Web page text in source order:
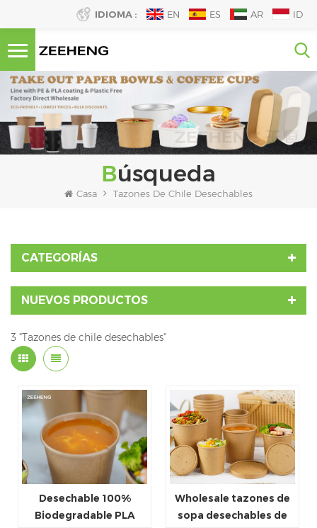
IDIOMA : EN ES AR ID
Búsqueda
Casa Tazones De Chile Desechables
CATEGORÍAS
NUEVOS PRODUCTOS
3 "Tazones de chile desechables"
Desechable 100%
Biodegradable PLA
Wholesale tazones de
sopa desechables de